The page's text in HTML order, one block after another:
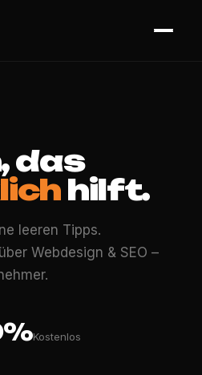
das
hilft.
leeren Tipps.
Webdesign & SEO –
Kostenlos